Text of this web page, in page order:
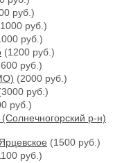
руб.)
руб.)
руб.)
(1200 руб.)
руб.)
(2000 руб.)
руб.)
руб.)
р-н)
(1500 руб.)
руб.)